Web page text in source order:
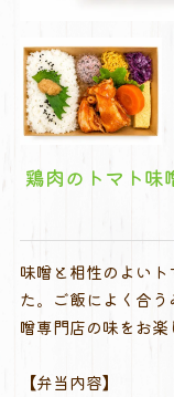
鶏肉のトマト味
味噌と相性のよい
た。ご飯によく合
噌専門店の味をお楽
【弁当内容】